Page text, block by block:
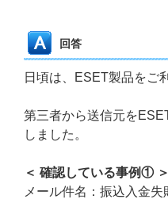
回答
日頃は、ESET製品をご
第三者から送信元を
しました。
＜ 確認している事例① ＞
メール件名：振込入金